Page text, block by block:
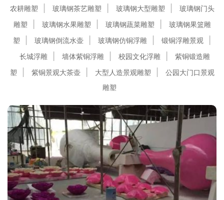
农耕雕塑
玻璃钢茶艺雕塑 玻璃钢大型雕塑
玻璃钢门头
雕塑
玻璃钢水果雕塑 玻璃钢蔬菜雕塑
玻璃钢果篮雕
塑
玻璃钢倒流水壶 玻璃钢仿铜浮雕
锻铜浮雕景观
长城浮雕
墙体紫铜浮雕 校园文化浮雕
紫铜锻造雕
塑
紫铜景观大茶壶 大型人造景观雕塑
公园大门口景观
雕塑